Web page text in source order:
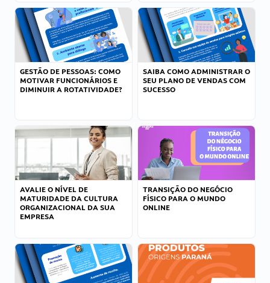
GESTÃO DE PESSOAS: COMO
MOTIVAR FUNCIONÁRIOS E
DIMINUIR A ROTATIVIDADE?
SAIBA COMO ADMINISTRAR O
SEU PLANO DE VENDAS COM
SUCESSO
AVALIE O NÍVEL DE
MATURIDADE DA CULTURA
ORGANIZACIONAL DA SUA
EMPRESA
TRANSIÇÃO DO NEGÓCIO
FÍSICO PARA O MUNDO
ONLINE